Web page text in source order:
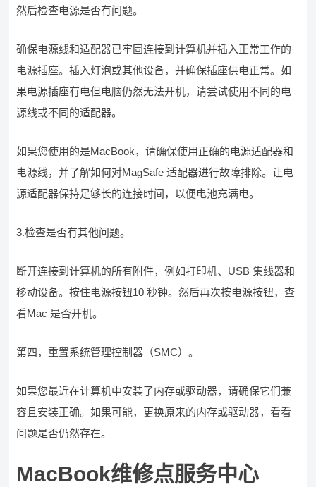
然后检查电源是否有问题。
确保电源线和适配器已牢固连接到计算机并插入正常工作的
电源插座。插入灯泡或其他设备，并确保插座供电正常。如
果电源插座有电但电脑仍然无法开机，请尝试使用不同的电
源线或不同的适配器。
如果您使用的是MacBook，请确保使用正确的电源适配器和
电源线，并了解如何对MagSafe 适配器进行故障排除。让电
源适配器保持足够长的连接时间，以便电池充满电。
3.检查是否有其他问题。
断开连接到计算机的所有附件，例如打印机、USB 集线器和
移动设备。按住电源按钮10 秒钟。然后再次按电源按钮，查
看Mac 是否开机。
第四，重置系统管理控制器（SMC）。
如果您最近在计算机中安装了内存或驱动器，请确保它们兼
容且安装正确。如果可能，更换原来的内存或驱动器，看看
问题是否仍然存在。
MacBook维修点服务中心